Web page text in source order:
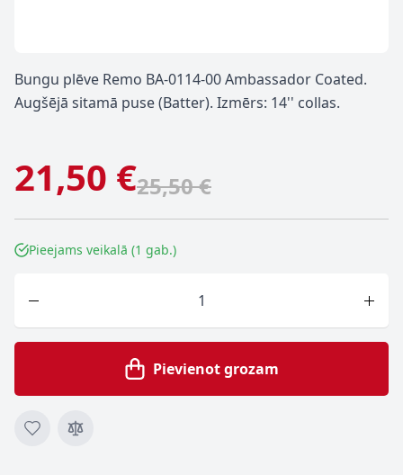
Bungu plēve Remo BA-0114-00 Ambassador Coated.
Augšējā sitamā puse (Batter). Izmērs: 14'' collas.
21,50 €25,50 €
Pieejams veikalā (1 gab.)
Pievienot grozam